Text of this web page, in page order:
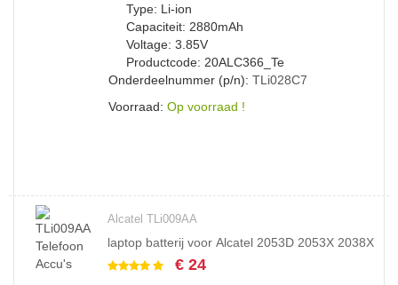
Type: Li-ion
Capaciteit: 2880mAh
Voltage: 3.85V
Productcode: 20ALC366_Te
Onderdeelnummer (p/n): TLi028C7
Voorraad: Op voorraad !
Alcatel TLi009AA
laptop batterij voor Alcatel 2053D 2053X 2038X
€ 24